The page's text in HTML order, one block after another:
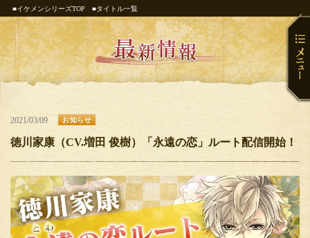
■イケメンシリーズTOP ■タイトル一覧
2021/03/09 お知らせ
徳川家康（CV.増田 俊樹）「永遠の恋」ルート配信開始！